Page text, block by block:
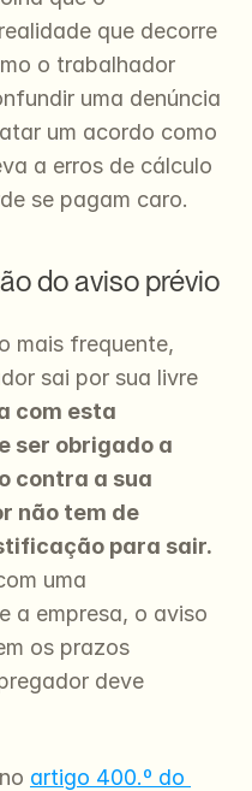
que decorre
o trabalhador
uma denúncia
um acordo como
a erros de cálculo
se pagam caro.
do aviso prévio
mais frequente,
sai por sua livre
com esta
ser obrigado a
contra a sua
não tem de
para sair.
uma
a empresa, o aviso
os prazos
deve
artigo 400.º do